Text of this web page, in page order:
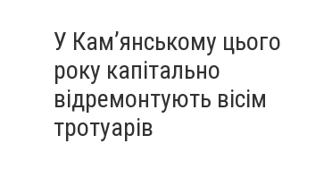
У Кам’янському цього
року капітально
відремонтують вісім
тротуарів